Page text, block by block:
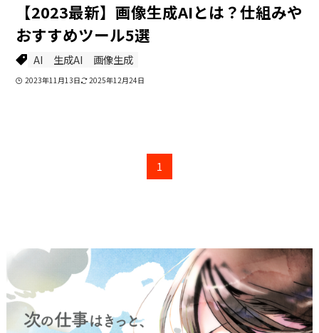
【2023最新】画像生成AIとは？仕組みや
おすすめツール5選
AI 生成AI 画像生成
2023年11月13日 2025年12月24日
1